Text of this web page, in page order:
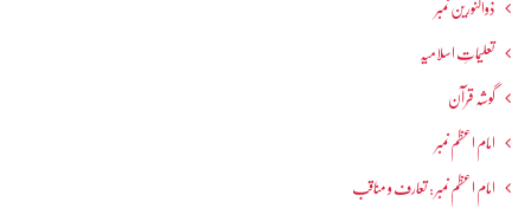
ذوالنورین نمبر
تعلیماتِ اسلامیہ
گوشہ قرآن
امام اعظم نمبر
امام اعظم نمبر : تعارف و مناقب